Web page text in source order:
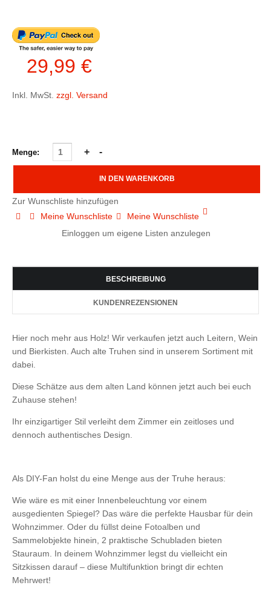
29,99 €
Inkl. MwSt. zzgl. Versand
Menge:
Zur Wunschliste hinzufügen
Meine Wunschliste
Meine Wunschliste
Einloggen um eigene Listen anzulegen
BESCHREIBUNG
KUNDENREZENSIONEN
Hier noch mehr aus Holz! Wir verkaufen jetzt auch Leitern, Wein
und Bierkisten. Auch alte Truhen sind in unserem Sortiment mit
dabei.
Diese Schätze aus dem alten Land können jetzt auch bei euch
Zuhause stehen!
Ihr einzigartiger Stil verleiht dem Zimmer ein zeitloses und
dennoch authentisches Design.
Als DIY-Fan holst du eine Menge aus der Truhe heraus:
Wie wäre es mit einer Innenbeleuchtung vor einem
ausgedienten Spiegel? Das wäre die perfekte Hausbar für dein
Wohnzimmer. Oder du füllst deine Fotoalben und
Sammelobjekte hinein, 2 praktische Schubladen bieten
Stauraum. In deinem Wohnzimmer legst du vielleicht ein
Sitzkissen darauf – diese Multifunktion bringt dir echten
Mehrwert!